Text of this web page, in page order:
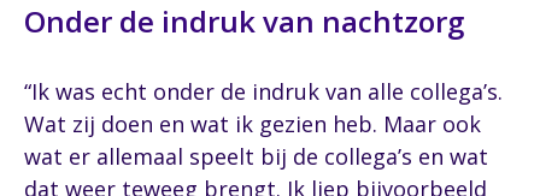
Onder de indruk van nachtzorg
“Ik was echt onder de indruk van alle collega’s.
Wat zij doen en wat ik gezien heb. Maar ook
wat er allemaal speelt bij de collega’s en wat
dat weer teweeg brengt. Ik liep bijvoorbeeld